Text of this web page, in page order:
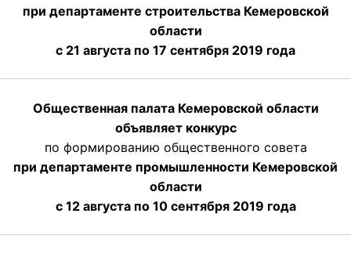
при департаменте строительства Кемеровской
области
с 21 августа по 17 сентября 2019 года
Общественная палата Кемеровской области
объявляет конкурс
по формированию общественного совета
при департаменте промышленности Кемеровской
области
с 12 августа по 10 сентября 2019 года